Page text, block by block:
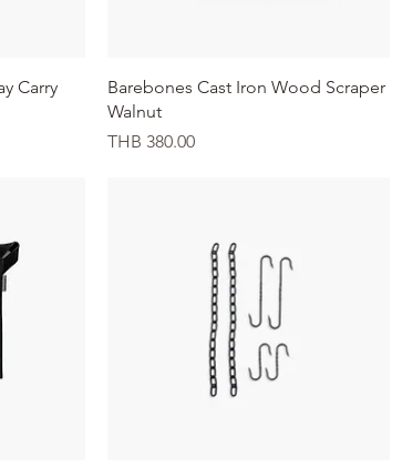
Carry
クイックビュー
Barebones Cast Iron Wood Scraper
Walnut
価格
THB 380.00